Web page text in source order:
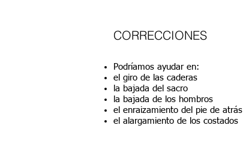
CORRECCIONES
Podríamos ayudar en:
el giro de las caderas
la bajada del sacro
la bajada de los hombros
el enraizamiento del pie de atrás
el alargamiento de los costados